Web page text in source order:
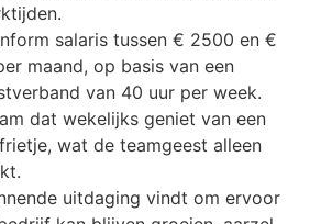
salaris tussen € 2500 en €
maand, op basis van een
van 40 uur per week.
dat wekelijks geniet van een
wat de teamgeest alleen
uitdaging vindt om ervoor